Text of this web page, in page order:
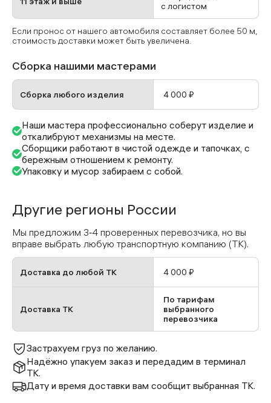
с логистом
Если пронос от нашего автомобиля составляет более 50 м,
стоимость доставки может быть увеличена.
Сборка нашими мастерами
Сборка любого изделия 4 000 ₽
Наши мастера профессионально соберут изделие и
откалибруют механизмы на месте.
Сборщики работают в чистой одежде и тапочках, с
бережным отношением к ремонту.
Упаковку и мусор забираем с собой.
Другие регионы России
Мы предложим 3‑4 проверенных перевозчика, но вы
вправе выбрать любую транспортную компанию (ТК).
Доставка до любой ТК 4 000 ₽
Доставка ТК
По тарифам
выбранного
перевозчика
Застрахуем груз по желанию.
Надёжно упакуем заказ и передадим в терминал
ТК.
Дату и время доставки вам сообщит выбранная ТК.